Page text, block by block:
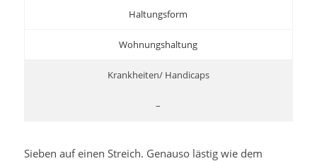
Haltungsform
Wohnungshaltung
Krankheiten/ Handicaps
–
Sieben auf einen Streich. Genauso lästig wie dem